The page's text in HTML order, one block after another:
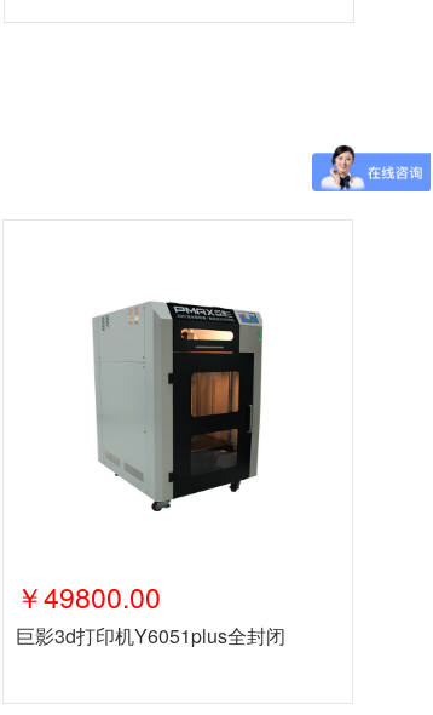
￥49800.00
巨影3d打印机Y6051plus全封闭